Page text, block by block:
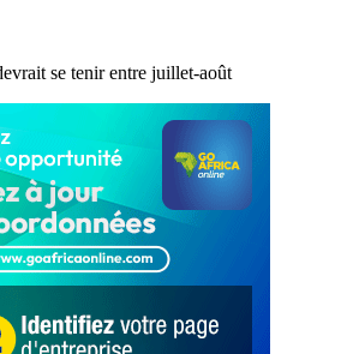
se tenir entre juillet-août